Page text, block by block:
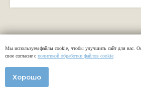
ТУР В
МАРТЕ
Мы используем файлы cookie, чтобы улучшить сайт
вы подтверждаете свое согласие сПолитикой
Хорошо
Мы используем файлы cookie, чтобы улучшить сайт для вас.
свое согласие с политикой обработки файлов cookie.
Хорошо